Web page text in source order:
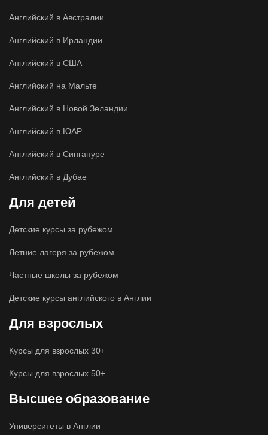
Английский в Австралии
Английский в Ирландии
Английский в США
Английский на Мальте
Английский в Новой Зеландии
Английский в ЮАР
Английский в Сингапуре
Английский в Дубае
Для детей
Детские курсы за рубежом
Летние лагеря за рубежом
Частные школы за рубежом
Детские курсы английского в Англии
Для взрослых
Курсы для взрослых 30+
Курсы для взрослых 50+
Высшее образование
Университеты в Англии
online
У вас есть вопросы?